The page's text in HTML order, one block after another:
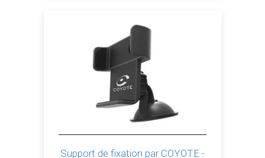
Support de fixation par COYOTE -